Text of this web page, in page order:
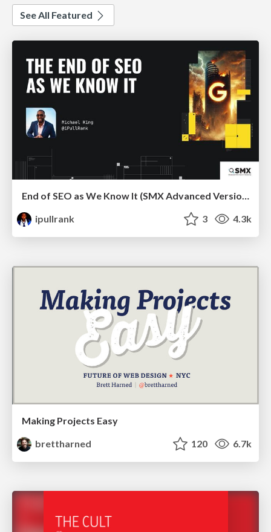
See All Featured
ipullrank
3 4.3k
Making Projects Easy
brettharned
120 6.7k